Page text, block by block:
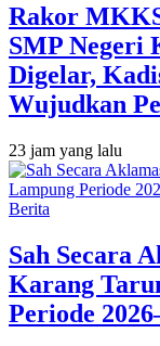
Rakor
SMP Negeri
Digelar,
Wujudkan
23 jam yang lalu
Berita
Sah Secara
Karang
Periode